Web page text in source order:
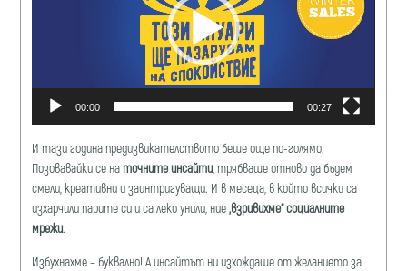
00:00 00:27
И тази година предизвикателството беше още по-голямо.
Позовавайки се на точните инсайти , трябваше отново да бъдем
смели, креативни и заинтригуващи. И в месеца, в който всички са
изхарчили парите си и са леко унили, ние„взривихме“ социалните
мрежи.
Избухнахме – буквално! А инсайтът ни изхождаше от желанието за